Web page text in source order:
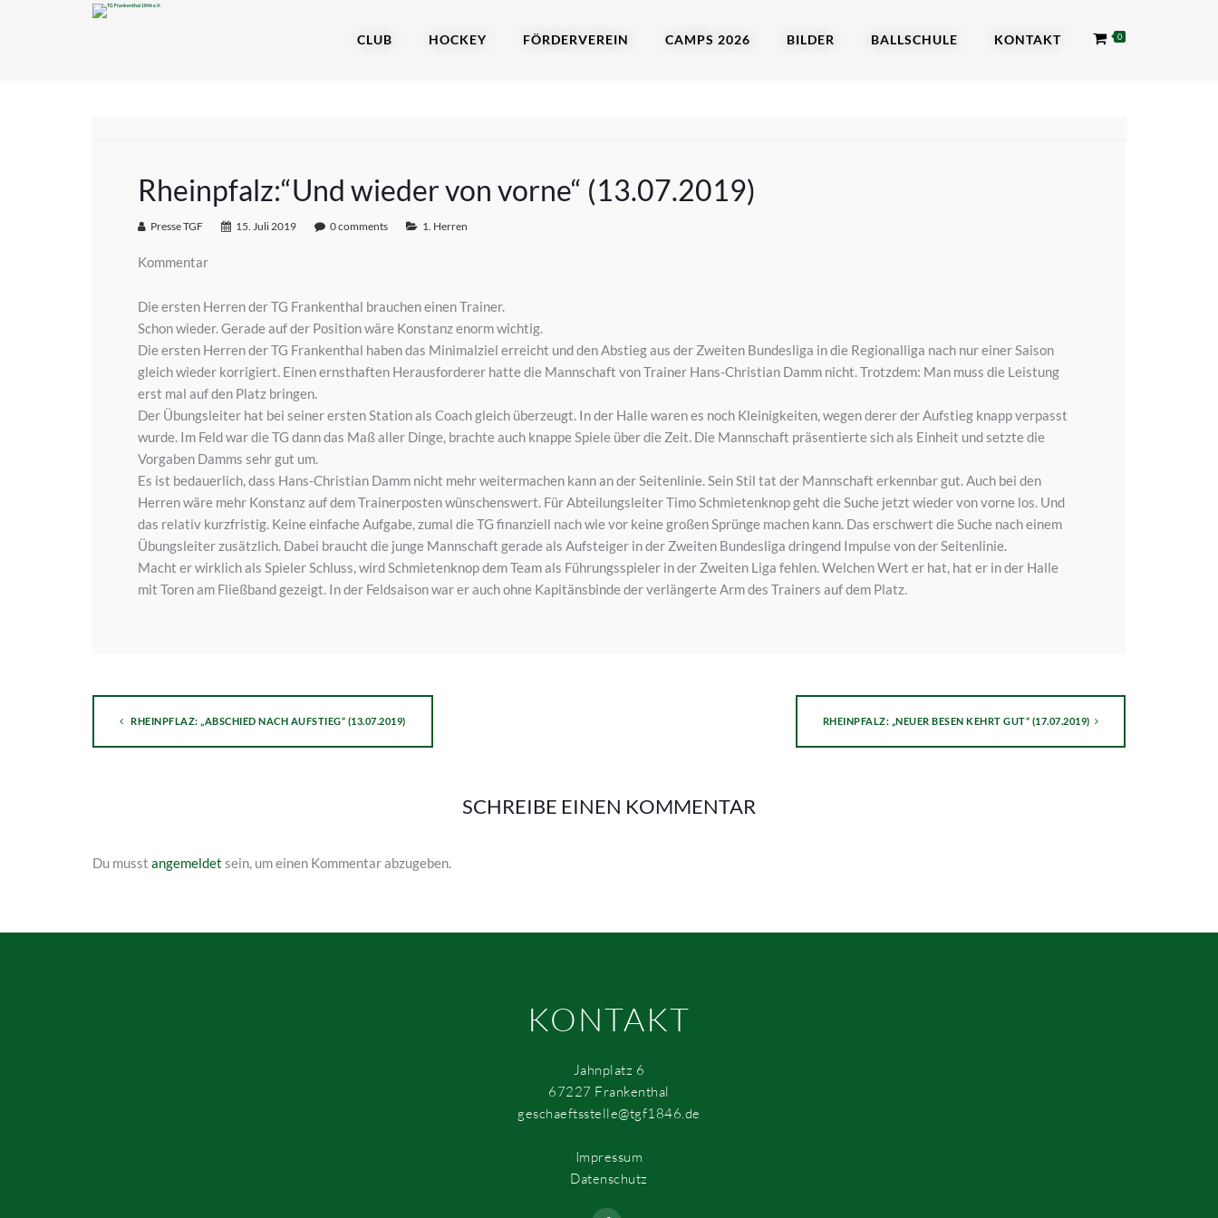
0
CLUB HOCKEY FÖRDERVEREIN CAMPS 2026 BILDER BALLSCHULE KONTAKT
Rheinpfalz:“Und wieder von vorne“ (13.07.2019)
Presse TGF 15. Juli 2019 0 comments 1. Herren
Kommentar
Die ersten Herren der TG Frankenthal brauchen einen Trainer.
Schon wieder. Gerade auf der Position wäre Konstanz enorm wichtig.
Die ersten Herren der TG Frankenthal haben das Minimalziel erreicht und den Abstieg aus der Zweiten Bundesliga in die Regionalliga nach nur einer Saison
gleich wieder korrigiert. Einen ernsthaften Herausforderer hatte die Mannschaft von Trainer Hans-Christian Damm nicht. Trotzdem: Man muss die Leistung
erst mal auf den Platz bringen.
Der Übungsleiter hat bei seiner ersten Station als Coach gleich überzeugt. In der Halle waren es noch Kleinigkeiten, wegen derer der Aufstieg knapp verpasst
wurde. Im Feld war die TG dann das Maß aller Dinge, brachte auch knappe Spiele über die Zeit. Die Mannschaft präsentierte sich als Einheit und setzte die
Vorgaben Damms sehr gut um.
Es ist bedauerlich, dass Hans-Christian Damm nicht mehr weitermachen kann an der Seitenlinie. Sein Stil tat der Mannschaft erkennbar gut. Auch bei den
Herren wäre mehr Konstanz auf dem Trainerposten wünschenswert. Für Abteilungsleiter Timo Schmietenknop geht die Suche jetzt wieder von vorne los. Und
das relativ kurzfristig. Keine einfache Aufgabe, zumal die TG finanziell nach wie vor keine großen Sprünge machen kann. Das erschwert die Suche nach einem
Übungsleiter zusätzlich. Dabei braucht die junge Mannschaft gerade als Aufsteiger in der Zweiten Bundesliga dringend Impulse von der Seitenlinie.
Macht er wirklich als Spieler Schluss, wird Schmietenknop dem Team als Führungsspieler in der Zweiten Liga fehlen. Welchen Wert er hat, hat er in der Halle
mit Toren am Fließband gezeigt. In der Feldsaison war er auch ohne Kapitänsbinde der verlängerte Arm des Trainers auf dem Platz.
RHEINPFLAZ: „ABSCHIED NACH AUFSTIEG“ (13.07.2019) RHEINPFALZ: „NEUER BESEN KEHRT GUT“ (17.07.2019)
SCHREIBE EINEN KOMMENTAR
Du musst angemeldet sein, um einen Kommentar abzugeben.
KONTAKT
Jahnplatz 6
67227 Frankenthal
geschaeftsstelle@tgf1846.de
Impressum
Datenschutz